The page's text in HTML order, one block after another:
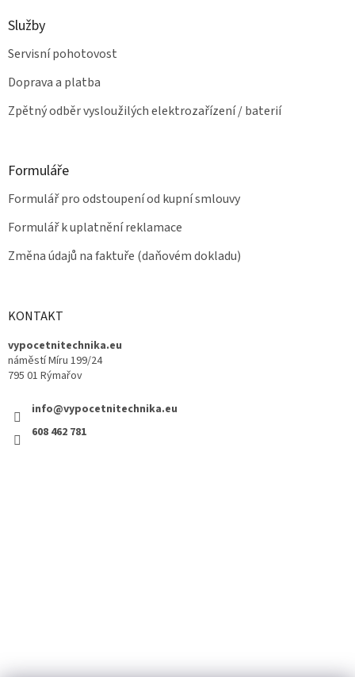
Služby
Servisní pohotovost
Doprava a platba
Zpětný odběr vysloužilých elektrozařízení / baterií
Formuláře
Formulář pro odstoupení od kupní smlouvy
Formulář k uplatnění reklamace
Změna údajů na faktuře (daňovém dokladu)
KONTAKT
vypocetnitechnika.eu
náměstí Míru 199/24
795 01 Rýmařov
info@vypocetnitechnika.eu
608 462 781